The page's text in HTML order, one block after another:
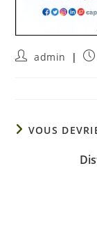
admin
VOUS